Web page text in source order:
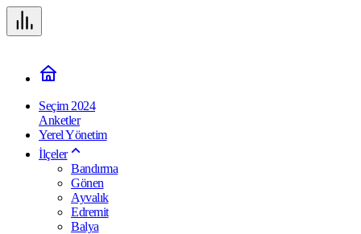
Seçim 2024
Anketler
Yerel Yönetim
İlçeler
Bandırma
Gönen
Ayvalık
Edremit
Balya